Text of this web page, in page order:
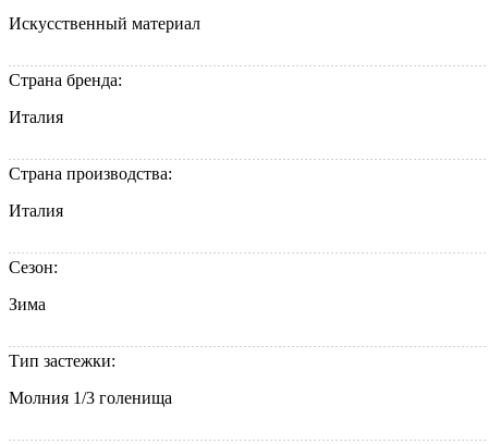
Искусственный материал
Страна бренда:
Италия
Страна производства:
Италия
Сезон:
Зима
Тип застежки:
Молния 1/3 голенища